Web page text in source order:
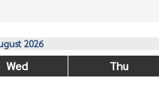
2026
Wed Thu